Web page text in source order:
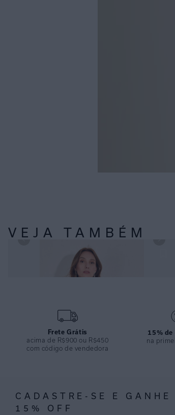
VEJA TAMBÉM
TOP OMBRO LAÇADA RECYCLED PÁTINA E CALÇA
ALTA CAVA RECYCLED PÁTINA
Frete Grátis
acima de R$900 ou R$450
com código de vendedora
15% de
na
CADASTRE-SE E GANHE
15% OFF